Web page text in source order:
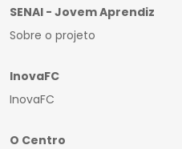
SENAI - Jovem Aprendiz
Sobre o projeto
InovaFC
InovaFC
O Centro